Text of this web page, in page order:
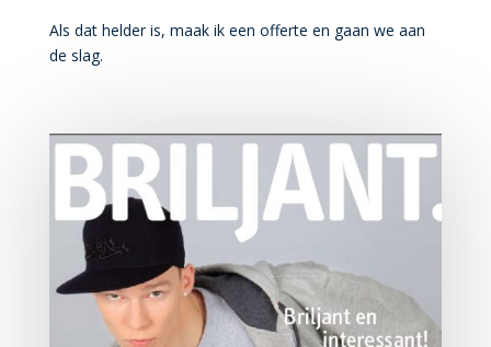
Als dat helder is, maak ik een offerte en gaan we aan
de slag.